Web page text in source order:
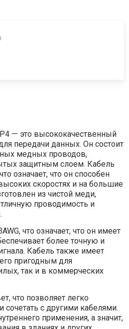
— это высококачественный
передачи данных. Он состоит
медных проводов,
защитным слоем. Кабель
означает, что он способен
скоростях и на большие
из чистой меди,
проводимость и
что означает, что он имеет
более точную и
Кабель также имеет
пригодным для
так и в коммерческих
что позволяет легко
сочетать с другими кабелями.
применения, а значит,